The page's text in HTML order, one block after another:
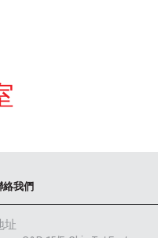
絡我們
址